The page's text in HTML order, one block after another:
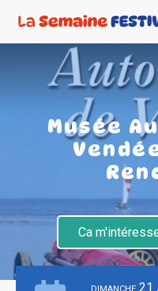
Musée
Ca
dimanche